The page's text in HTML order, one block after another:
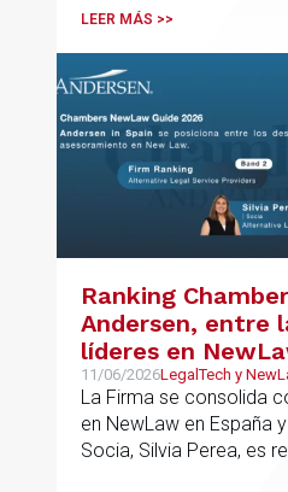
LEER MÁS >>
Ranking
Andersen, entre
líderes en
España y Europa
11/06/2026LegalTech y
La Firma se consolida
en NewLaw en España
Socia, Silvia Perea, es